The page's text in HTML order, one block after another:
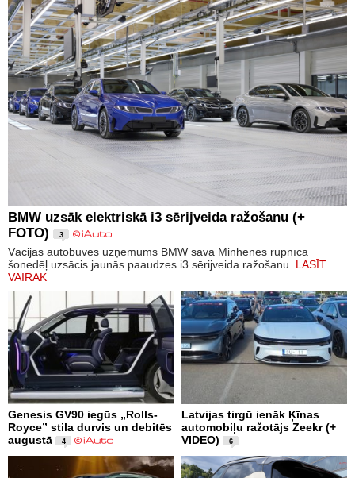
BMW uzsāk elektriskā i3 sērijveida ražošanu (+
FOTO)
3
Vācijas autobūves uzņēmums BMW savā Minhenes rūpnīcā
šonedēļ uzsācis jaunās paaudzes i3 sērijveida ražošanu. LASĪT
VAIRĀK
Genesis GV90 iegūs „Rolls-
Royce” stila durvis un debitēs
augustā
4
Latvijas tirgū ienāk Ķīnas
automobiļu ražotājs Zeekr (+
VIDEO)
6